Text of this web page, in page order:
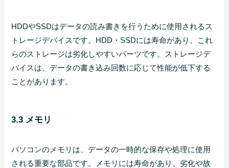
HDDやSSDはデータの読み書きを行うために使用されるス
トレージデバイスです。HDD・SSDには寿命があり、これ
らのストレージは劣化しやすいパーツです。ストレージデ
バイスは、データの書き込み回数に応じて性能が低下する
ことがあります。
3.3 メモリ
パソコンのメモリは、データの一時的な保存や処理に使用
される重要な部品です。メモリには寿命があり、劣化や故